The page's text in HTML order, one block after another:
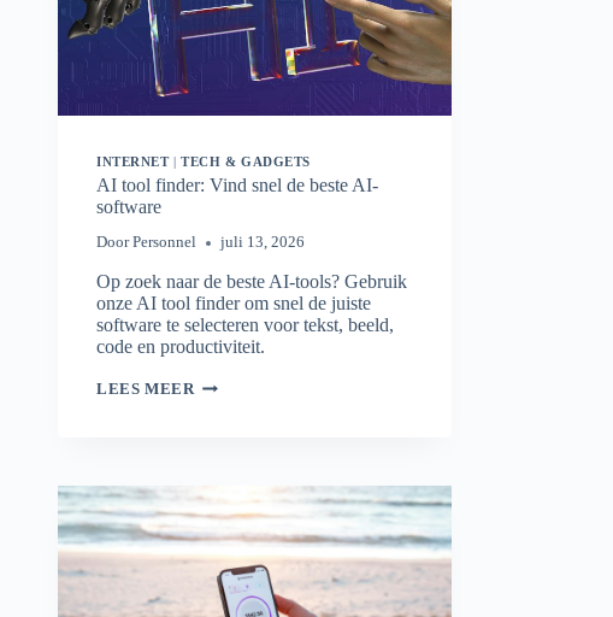
INTERNET|TECH & GADGETS
AI tool finder: Vind snel de beste AI-
software
Door Personnel juli 13, 2026
Op zoek naar de beste AI-tools? Gebruik
onze AI tool finder om snel de juiste
software te selecteren voor tekst, beeld,
code en productiviteit.
LEES MEER AI
BESTE
AI-
SOFTWARE